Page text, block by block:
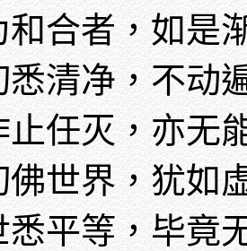
和合者，如是
悉清净，不动
止任灭，亦无
佛世界，犹如
悉平等，毕竟